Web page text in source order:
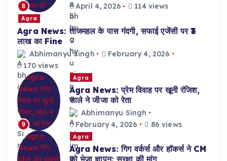
8
April 4, 2026
114 views
Agra
Agra News: ताजमहल के पास गंदगी, सफाई एजेंसी पर ₹3
लाख का Fine
Abhimanyu Singh
February 4, 2026
170 views
9
Agra
Agra News: प्रेम विवाह पर खूनी रंजिश,
साले ने जीजा को रेता
Abhimanyu Singh
February 4, 2026
86 views
Agra
Agra News: गिग वर्कर्स और हॉकर्स ने CM